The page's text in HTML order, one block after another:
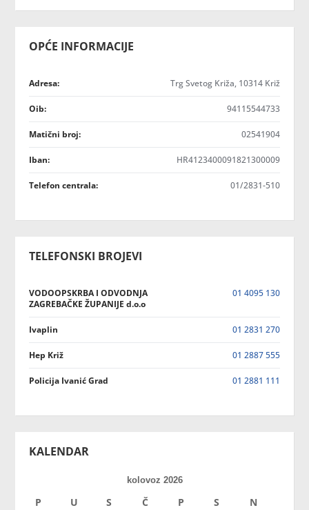
OPĆE INFORMACIJE
Adresa: Trg Svetog Križa, 10314 Križ
Oib: 94115544733
Matični broj: 02541904
Iban: HR4123400091821300009
Telefon centrala: 01/2831-510
TELEFONSKI BROJEVI
VODOOPSKRBA I ODVODNJA
ZAGREBAČKE ŽUPANIJE d.o.o
01 4095 130
Ivaplin 01 2831 270
Hep Križ 01 2887 555
Policija Ivanić Grad 01 2881 111
KALENDAR
kolovoz 2026
P U S Č P S N